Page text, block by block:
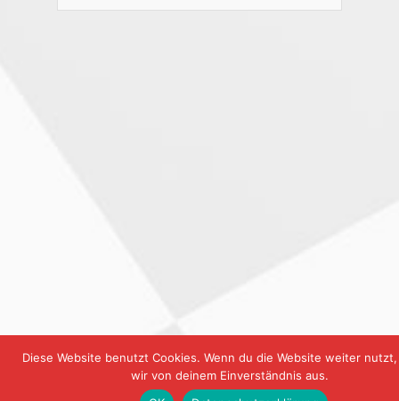
Diese Website benutzt Cookies. Wenn du die Website weiter
wir von deinem Einverständnis aus.